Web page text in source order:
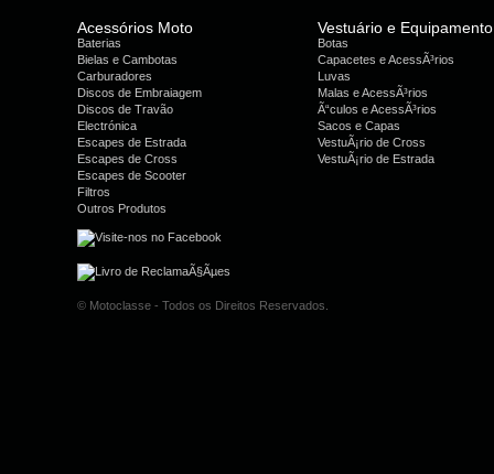
Acessórios Moto
Baterias
Bielas e Cambotas
Carburadores
Discos de Embraiagem
Discos de Travão
Electrónica
Escapes de Estrada
Escapes de Cross
Escapes de Scooter
Filtros
Outros Produtos
Vestuário e Equipamento
Botas
Capacetes e AcessÃ³rios
Luvas
Malas e AcessÃ³rios
Ã“culos e AcessÃ³rios
Sacos e Capas
VestuÃ¡rio de Cross
VestuÃ¡rio de Estrada
© Motoclasse - Todos os Direitos Reservados.